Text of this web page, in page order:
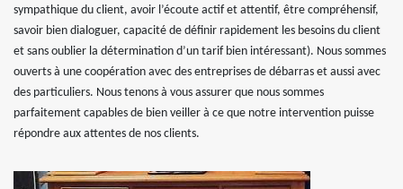
sympathique du client, avoir l’écoute actif et attentif, être compréhensif,
savoir bien dialoguer, capacité de définir rapidement les besoins du client
et sans oublier la détermination d’un tarif bien intéressant). Nous sommes
ouverts à une coopération avec des entreprises de débarras et aussi avec
des particuliers. Nous tenons à vous assurer que nous sommes
parfaitement capables de bien veiller à ce que notre intervention puisse
répondre aux attentes de nos clients.